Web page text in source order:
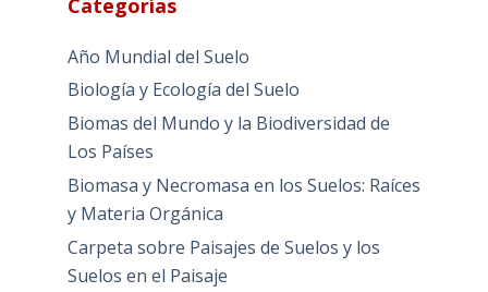
Año Mundial del Suelo
Biología y Ecología del Suelo
Biomas del Mundo y la Biodiversidad de
Los Países
Biomasa y Necromasa en los Suelos: Raíces
y Materia Orgánica
Carpeta sobre Paisajes de Suelos y los
Suelos en el Paisaje